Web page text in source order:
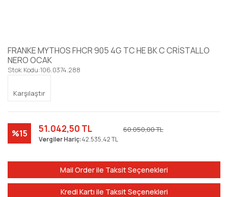
FRANKE MYTHOS FHCR 905 4G TC HE BK C CRİSTALLO
NERO OCAK
Stok Kodu:106.0374.288
Karşılaştır
%15 51.042,50 TL
Vergiler Hariç:42.535,42 TL
60.050,00 TL
Mail Order ile Taksit Seçenekleri
Kredi Kartı ile Taksit Seçenekleri